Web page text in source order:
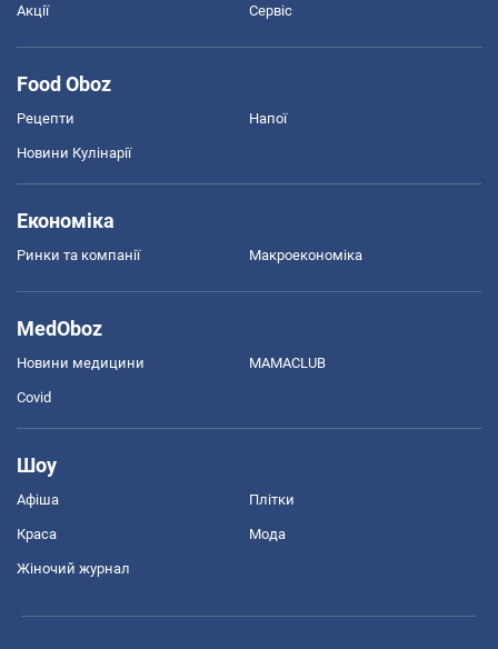
Акції Сервіс
Food Oboz
Рецепти Напої
Новини Кулінарії
Економіка
Ринки та компанії Макроекономіка
MedOboz
Новини медицини MAMACLUB
Covid
Шоу
Афіша Плітки
Краса Мода
Жіночий журнал